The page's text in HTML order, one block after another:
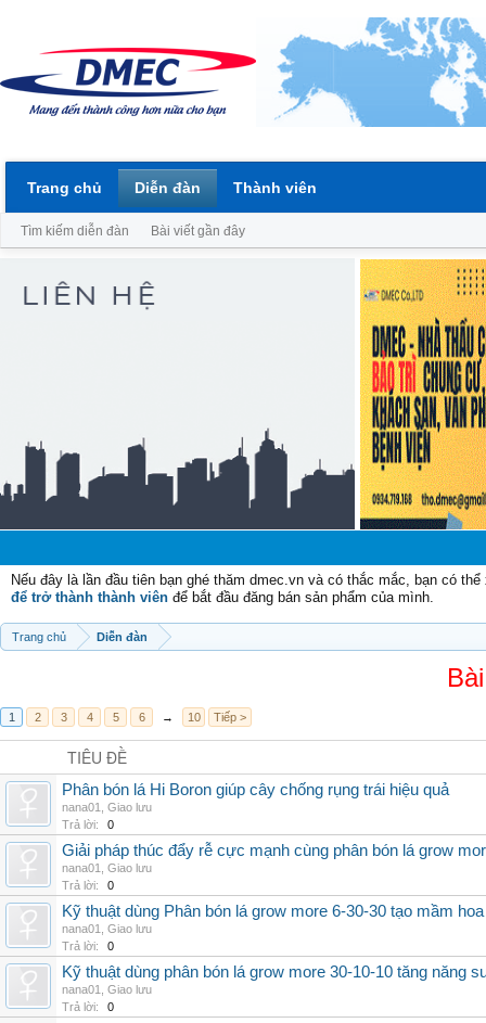
Nếu đây là lần đầu tiên bạn ghé thăm dmec.vn và có thắc mắc, bạn có
để trở thành thành viên để bắt đầu đăng bán sản phẩm của mình.
Trang chủ Diễn đàn
1 2 3 4 5 6 → 10 Tiếp >
TIÊU ĐỀ
Phân bón lá Hi Boron giúp cây chống rụng trái hiệu quả
nana01
Giao lưu
Trả lời:
0
Giải pháp thúc đẩy rễ cực mạnh cùng phân bón lá grow
nana01
Giao lưu
Trả lời:
0
Kỹ thuật dùng Phân bón lá grow more 6-30-30 tạo mầm hoa
nana01
Giao lưu
Trả lời:
0
Kỹ thuật dùng phân bón lá grow more 30-10-10 tăng năng
nana01
Giao lưu
Trả lời:
0
Trang chủ Diễn đàn
Tìm kiếm diễn đàn Bài viết gần đây
Thành viên